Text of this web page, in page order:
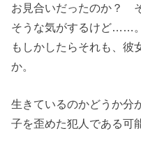
お見合いだったのか？
そうな気がするけど……。
もしかしたらそれも、彼
か。
生きているのかどうか分
子を歪めた犯人である可